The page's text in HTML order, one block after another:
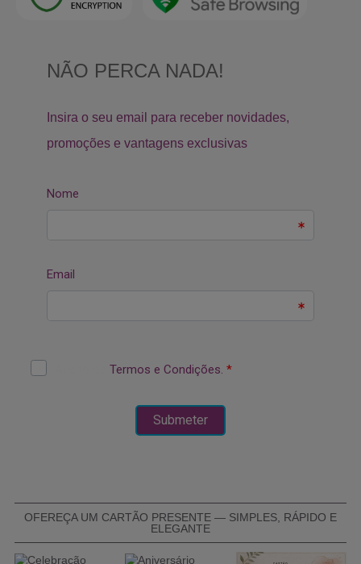
OFEREÇA UM CARTÃO PRESENTE — SIMPLES, RÁPIDO E
ELEGANTE